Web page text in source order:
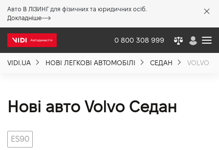
Авто В ЛІЗИНГ для фізичних та юридичних осіб.
Докладніше
0 800 308 999
VIDI.UA НОВІ ЛЕГКОВІ АВТОМОБІЛІ СЕДАН VOLVO
Нові авто Volvo Седан
ES90
Акції %